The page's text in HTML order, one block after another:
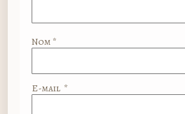
Nom *
E-mail *